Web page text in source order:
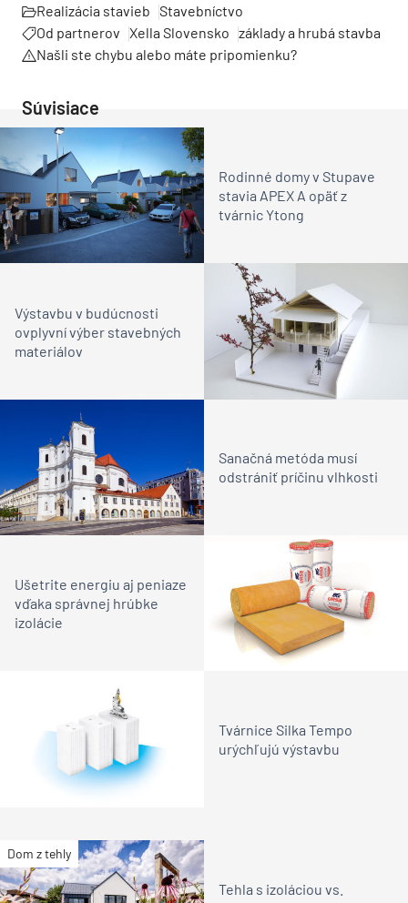
Realizácia stavieb Stavebníctvo
Od partnerov Xella Slovensko základy a hrubá stavba
Našli ste chybu alebo máte pripomienku?
Súvisiace
Rodinné domy v Stupave
stavia APEX A opäť z
tvárnic Ytong
Výstavbu v budúcnosti
ovplyvní výber stavebných
materiálov
Sanačná metóda musí
odstrániť príčinu vlhkosti
Ušetrite energiu aj peniaze
vďaka správnej hrúbke
izolácie
Tvárnice Silka Tempo
urýchľujú výstavbu
Dom z tehly
Tehla s izoláciou vs.